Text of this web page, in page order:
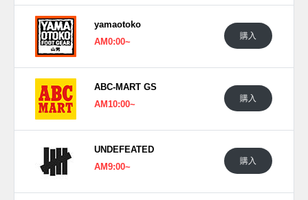
yamaotoko
AM0:00~
購入
ABC-MART GS
AM10:00~
購入
UNDEFEATED
AM9:00~
購入